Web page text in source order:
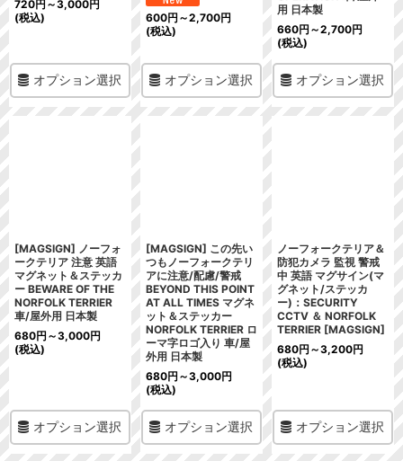
720円 ～3,000円
(税込)
オプション選択
600円 ～2,700円
(税込)
オプション選択
用 日本製
660円 ～2,700円
(税込)
オプション選択
[MAGSIGN] ノーフォ
ークテリア 注意 英語
マグネット＆ステッカ
ー BEWARE OF THE
NORFOLK TERRIER
車/屋外用 日本製
680円 ～3,000円
(税込)
オプション選択
[MAGSIGN] この先い
つもノーフォークテリ
アに注意/配慮/警戒
BEYOND THIS POINT
AT ALL TIMES マグネ
ット＆ステッカー
NORFOLK TERRIER ロ
ーマ字ロゴ入り 車/屋
外用 日本製
680円 ～3,000円
(税込)
オプション選択
ノーフォークテリア＆
防犯カメラ 監視 警戒
中 英語 マグサイン(マ
グネット/ステッカ
ー)：SECURITY
CCTV ＆ NORFOLK
TERRIER [MAGSIGN]
680円 ～3,200円
(税込)
オプション選択